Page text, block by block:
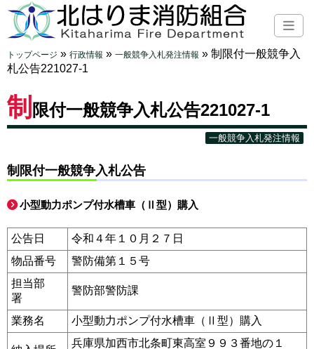
トップページ » 行政情報 » 一般競争入札発注情報 » 制限付一般競争入
札公告221027-1
制 限付一般競争入札公告221027-1
一般競争入札発注情報
制限付一般競争入札公告
小型動力ポンプ付水槽車（Ⅱ型）購入
公告日
令和４年１０月２７日
物品番号
警防備第１５号
担当部
署
警防部警防課
業務名 小型動力ポンプ付水槽車（Ⅱ型）購入
兵庫県加西市北条町東高室９９３番地の１